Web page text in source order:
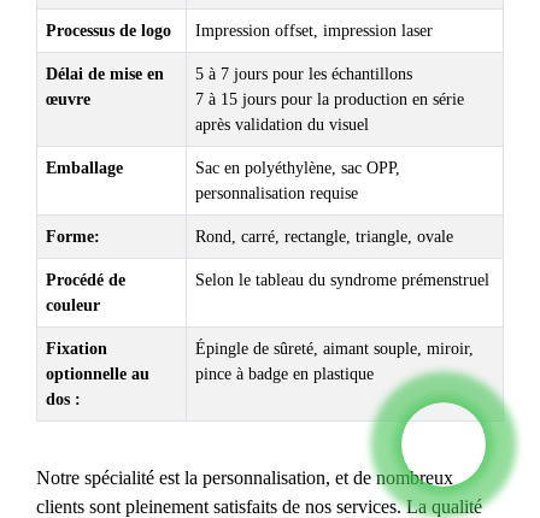
Processus de logo Impression offset, impression laser
Délai de mise en
œuvre
5 à 7 jours pour les échantillons
7 à 15 jours pour la production en série
après validation du visuel
Emballage
Sac en polyéthylène, sac OPP,
personnalisation requise
Forme: Rond, carré, rectangle, triangle, ovale
Procédé de
couleur
Selon le tableau du syndrome prémenstruel
Fixation
optionnelle au
dos :
Épingle de sûreté, aimant souple, miroir,
pince à badge en plastique
Notre spécialité est la personnalisation, et de nombreux
clients sont pleinement satisfaits de nos services. La qualité